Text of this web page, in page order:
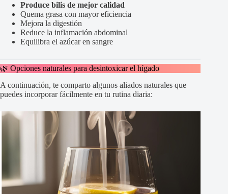
Produce bilis de mejor calidad
Quema grasa con mayor eficiencia
Mejora la digestión
Reduce la inflamación abdominal
Equilibra el azúcar en sangre
🌿 Opciones naturales para desintoxicar el hígado
A continuación, te comparto algunos aliados naturales que
puedes incorporar fácilmente en tu rutina diaria: